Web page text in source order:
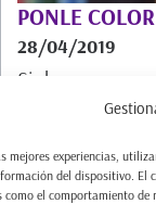
mejores experiencias,
del dispositivo. El
como el comportamiento
PONLE
28/04/2019
Si deseas un
color a tu
permite